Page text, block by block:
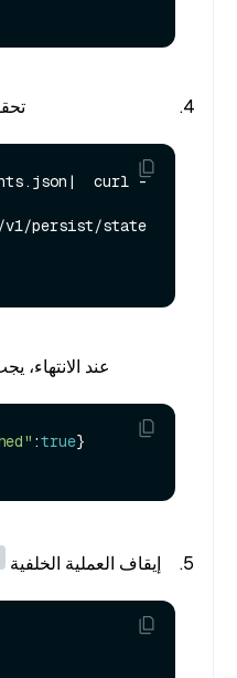
curl -
v1/persist/state
عند الانتهاء،
:true}
إيقاف العملية الخلفية